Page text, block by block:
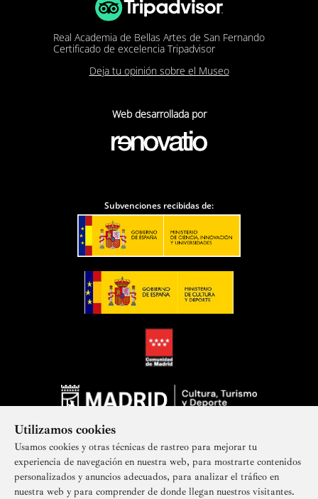
Utilizamos cookies
Usamos cookies y otras técnicas de rastreo para mejorar tu
experiencia de navegación en nuestra web, para mostrarte contenidos
personalizados y anuncios adecuados, para analizar el tráfico en
nuestra web y para comprender de donde llegan nuestros visitantes.
Real Academia de Bellas Artes de San Fernando
Certificado de excelencia Tripadvisor
Deja tu opinión sobre el Museo
Web desarrollada por
Subvenciones recibidas de: